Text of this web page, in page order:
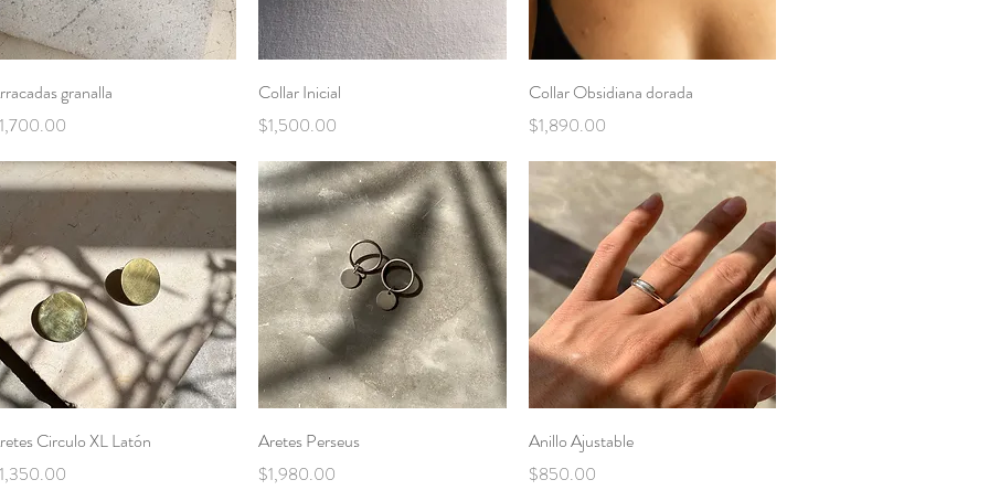
Vista rápida
granalla
Collar Inicial
Precio
$1,500.00
Vista rápida
Collar Obsidiana dorada
Precio
$1,890.00
Vista rápida
Circulo XL Latón
Vista rápida
Aretes Perseus
Precio
$1,980.00
Vista rápida
Anillo Ajustable
Precio
$850.00